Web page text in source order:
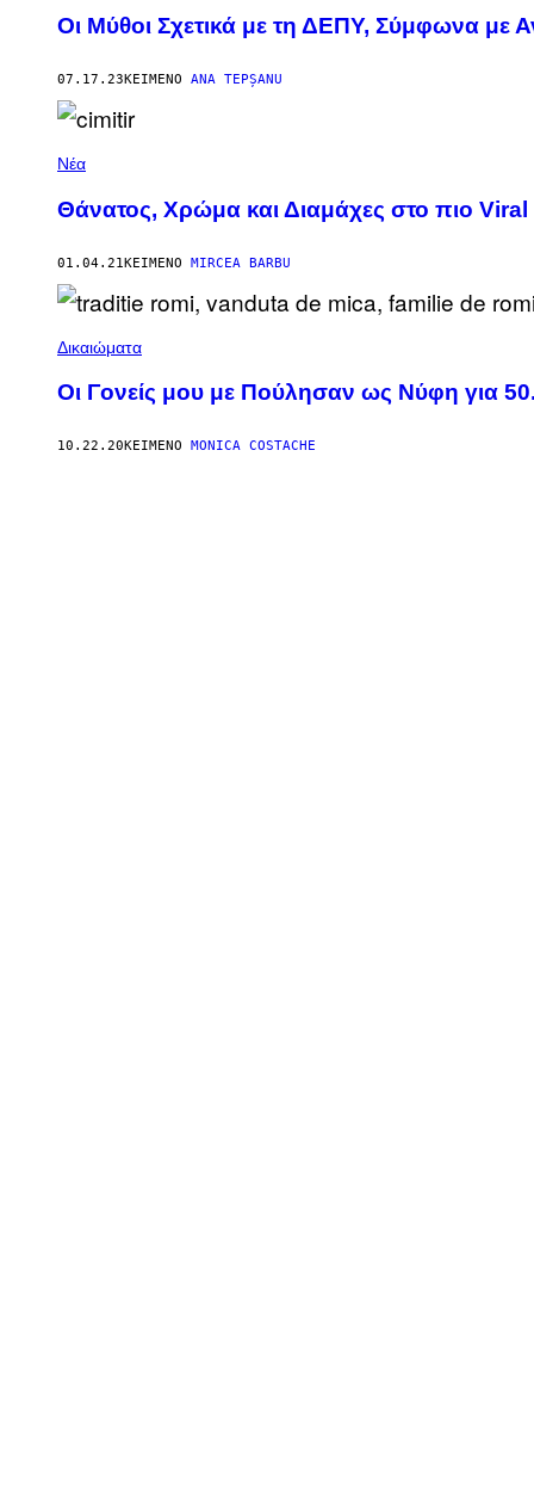
Οι Μύθοι Σχετικά με τη ΔΕΠΥ, Σύμφωνα με
07.17.23ΚΕΊΜΕΝΟ ANA TEPȘANU
Νέα
Θάνατος, Χρώμα και Διαμάχες στο πιο
01.04.21ΚΕΊΜΕΝΟ MIRCEA BARBU
Δικαιώματα
Οι Γονείς μου με Πούλησαν ως Νύφη για
10.22.20ΚΕΊΜΕΝΟ MONICA COSTACHE